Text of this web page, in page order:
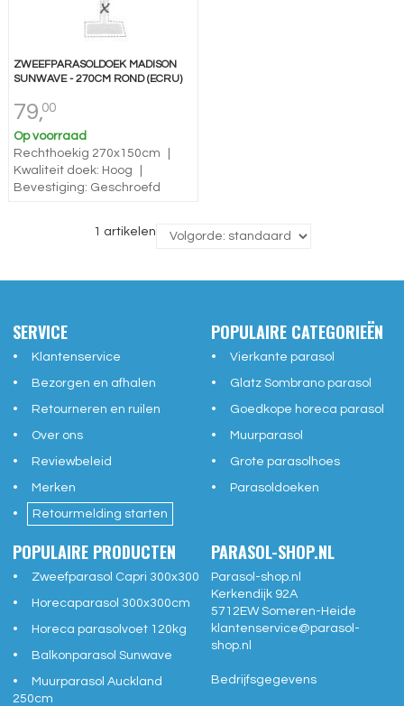
ZWEEFPARASOLDOEK MADISON
SUNWAVE - 270CM ROND (ECRU)
79,00
Op voorraad
Rechthoekig 270x150cm
Kwaliteit doek: Hoog
Bevestiging: Geschroefd
1 artikelen
SERVICE
Klantenservice
Bezorgen en afhalen
Retourneren en ruilen
Over ons
Reviewbeleid
Merken
Retourmelding starten
POPULAIRE CATEGORIEËN
Vierkante parasol
Glatz Sombrano parasol
Goedkope horeca parasol
Muurparasol
Grote parasolhoes
Parasoldoeken
POPULAIRE PRODUCTEN
Zweefparasol Capri 300x300
Horecaparasol 300x300cm
Horeca parasolvoet 120kg
Balkonparasol Sunwave
Muurparasol Auckland
250cm
PARASOL-SHOP.NL
Parasol-shop.nl
Kerkendijk 92A
5712EW Someren-Heide
klantenservice@parasol-
shop.nl
Bedrijfsgegevens